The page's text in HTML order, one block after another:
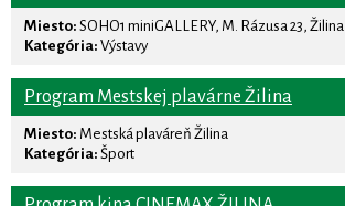
Miesto: SOHO1 miniGALLERY, M. Rázusa 23, Žilina
Kategória: Výstavy
Program Mestskej plavárne Žilina
Miesto: Mestská plaváreň Žilina
Kategória: Šport